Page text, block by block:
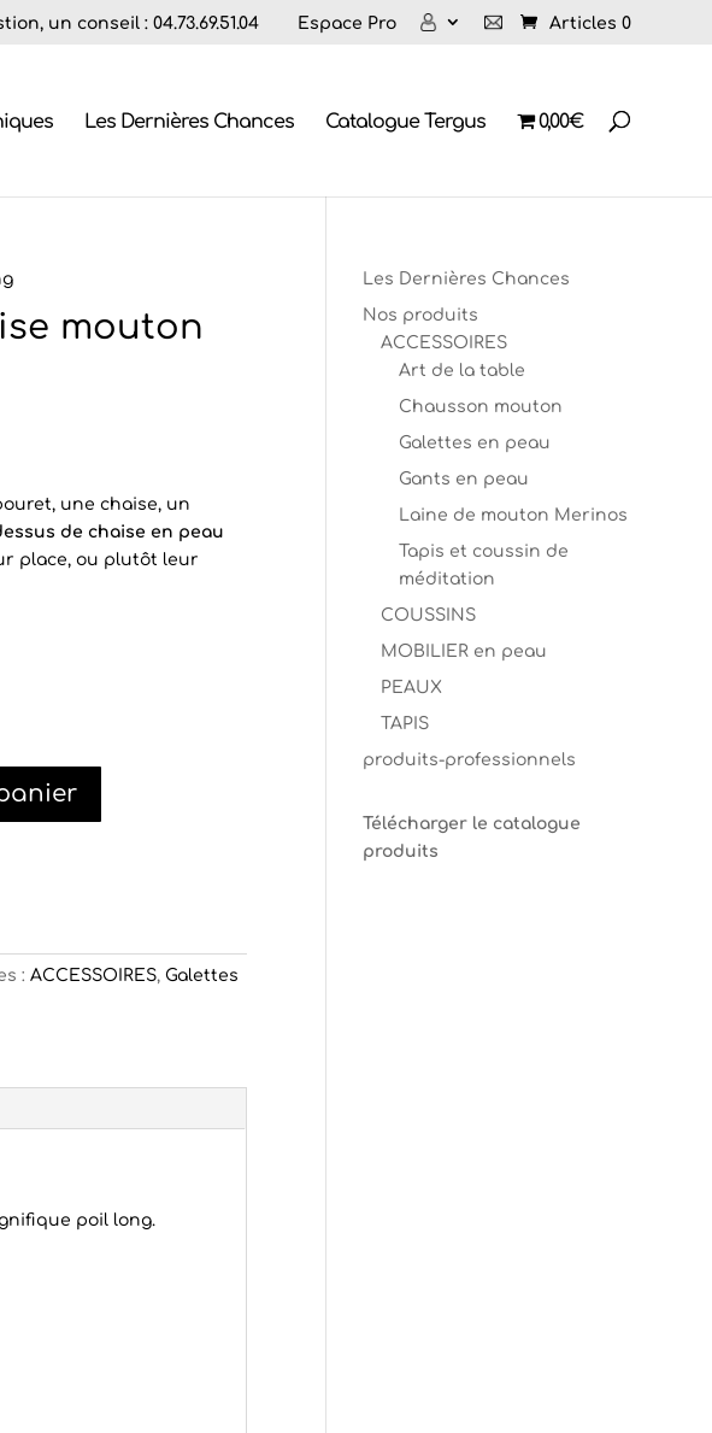
un conseil : 04.73.69.51.04 Espace Pro Articles 0
Les Dernières Chances Catalogue Tergus 0,00€
mouton
une chaise, un
de chaise en peau
place, ou plutôt leur
:ACCESSOIRES,Galettes
poil long.
Les Dernières Chances
Nos produits
ACCESSOIRES
Art de la table
Chausson mouton
Galettes en peau
Gants en peau
Laine de mouton Merinos
Tapis et coussin de
méditation
COUSSINS
MOBILIER en peau
PEAUX
TAPIS
produits-professionnels
Télécharger le catalogue
produits